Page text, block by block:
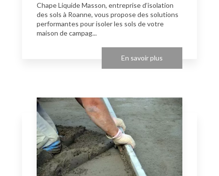
Chape Liquide Masson, entreprise d’isolation
des sols à Roanne, vous propose des solutions
performantes pour isoler les sols de votre
maison de campag...
En savoir plus